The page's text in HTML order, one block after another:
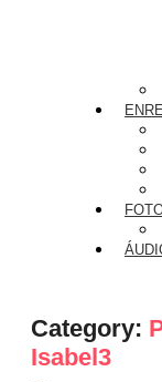
Category:
Isabel3